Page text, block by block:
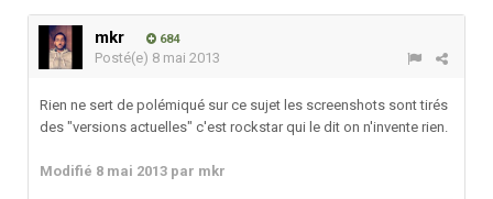
mkr 684
Posté(e) 8 mai 2013
Rien ne sert de polémiqué sur ce sujet les screenshots sont tirés
des "versions actuelles" c'est rockstar qui le dit on n'invente rien.
Modifié 8 mai 2013 par mkr